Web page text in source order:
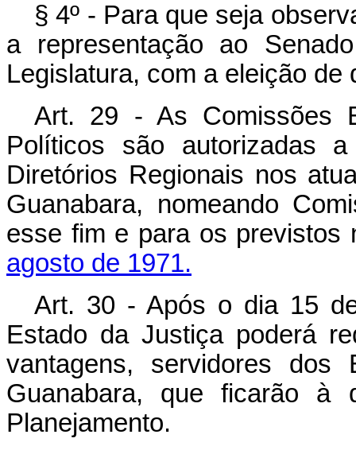
§ 4º - Para que seja
a representação ao
Legislatura, com a eleição de
Art. 29 - As Comissões
Políticos são autorizadas
Diretórios Regionais nos
Guanabara, nomeando
esse fim e para os previstos
agosto de 1971.
Art. 30 - Após o dia 15
Estado da Justiça poderá
vantagens, servidores
Guanabara, que ficarão à
Planejamento.